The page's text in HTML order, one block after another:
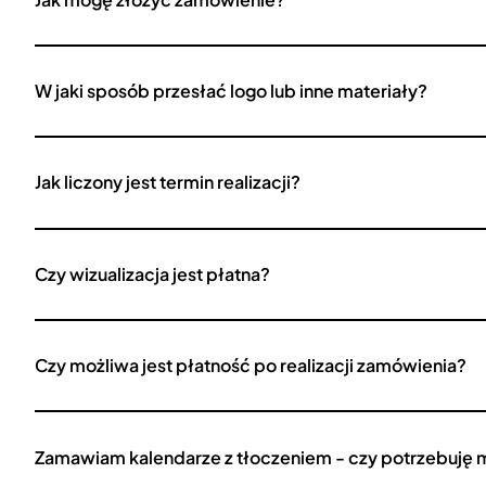
W jaki sposób przesłać logo lub inne materiały?
Jak liczony jest termin realizacji?
Czy wizualizacja jest płatna?
Czy możliwa jest płatność po realizacji zamówienia?
Zamawiam kalendarze z tłoczeniem - czy potrzebuję